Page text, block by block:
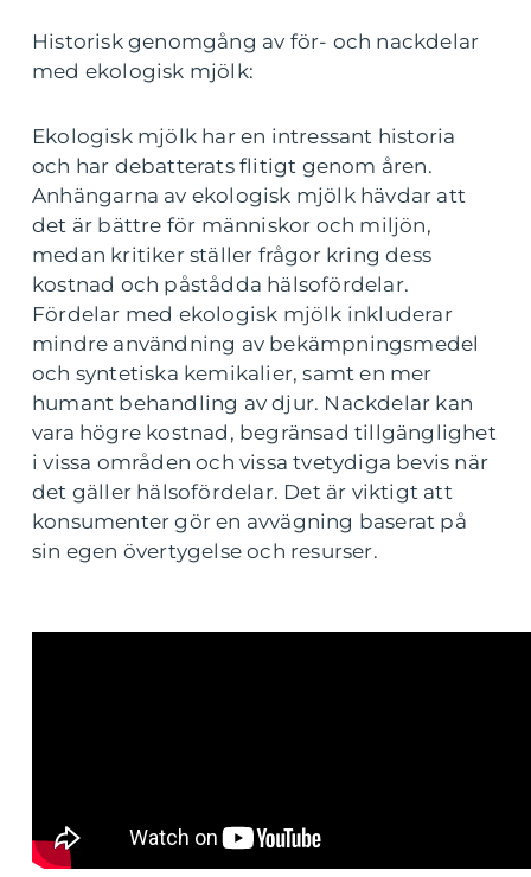
Historisk genomgång av för- och nackdelar
med ekologisk mjölk:
Ekologisk mjölk har en intressant historia
och har debatterats flitigt genom åren.
Anhängarna av ekologisk mjölk hävdar att
det är bättre för människor och miljön,
medan kritiker ställer frågor kring dess
kostnad och påstådda hälsofördelar.
Fördelar med ekologisk mjölk inkluderar
mindre användning av bekämpningsmedel
och syntetiska kemikalier, samt en mer
humant behandling av djur. Nackdelar kan
vara högre kostnad, begränsad tillgänglighet
i vissa områden och vissa tvetydiga bevis när
det gäller hälsofördelar. Det är viktigt att
konsumenter gör en avvägning baserat på
sin egen övertygelse och resurser.